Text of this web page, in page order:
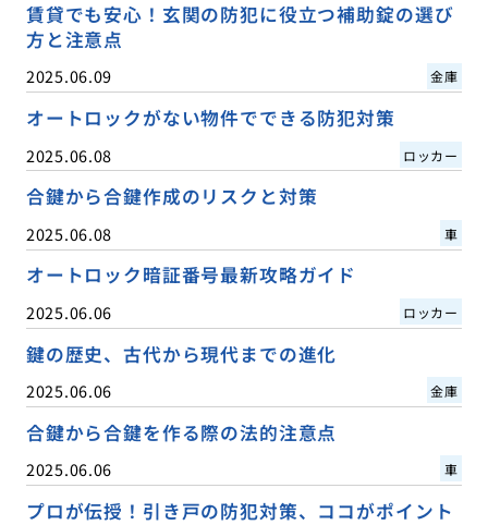
賃貸でも安心！玄関の防犯に役立つ補助錠の選び
方と注意点
2025.06.09 金庫
オートロックがない物件でできる防犯対策
2025.06.08 ロッカー
合鍵から合鍵作成のリスクと対策
2025.06.08 車
オートロック暗証番号最新攻略ガイド
2025.06.06 ロッカー
鍵の歴史、古代から現代までの進化
2025.06.06 金庫
合鍵から合鍵を作る際の法的注意点
2025.06.06 車
プロが伝授！引き戸の防犯対策、ココがポイント